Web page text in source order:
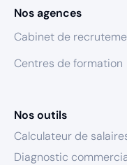
Nos agences
Cabinet de
Centres de formation
Nos outils
Calculateur de
Diagnostic